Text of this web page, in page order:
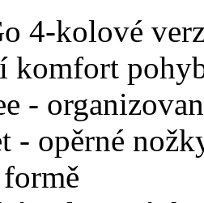
4-kolové
-
- opěrné